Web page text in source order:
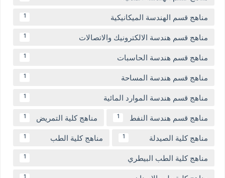
مناهج قسم الهندسة الميكانيكية 1
مناهج قسم هندسة الالكترونيك والاتصالات 1
مناهج قسم هندسة الحاسبات 1
مناهج قسم هندسة المساحة 1
مناهج قسم هندسة الموارد المائية 1
مناهج قسم هندسة النفط 1 مناهج كلية التمريض 1
مناهج كلية الصيدلة 1 مناهج كلية الطب 1
مناهج كلية الطب البيطري 1